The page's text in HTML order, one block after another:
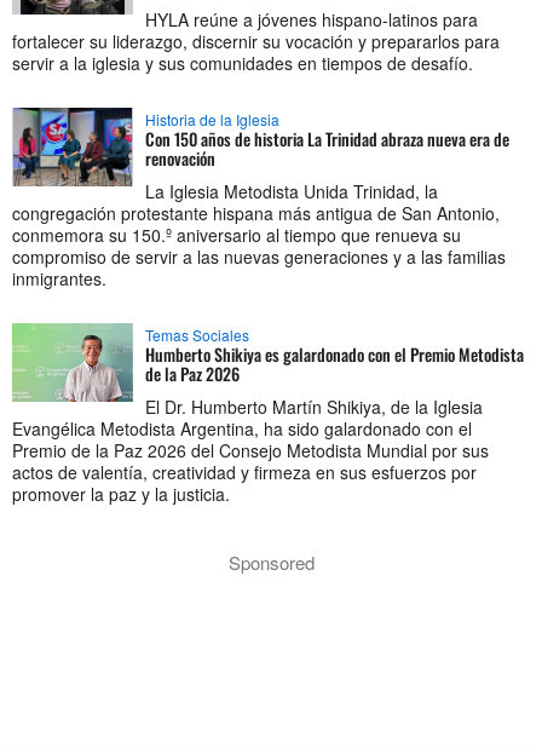
HYLA reúne a jóvenes hispano-latinos para
fortalecer su liderazgo, discernir su vocación y prepararlos para
servir a la iglesia y sus comunidades en tiempos de desafío.
Historia de la Iglesia
Con 150 años de historia La Trinidad abraza nueva era de
renovación
La Iglesia Metodista Unida Trinidad, la
congregación protestante hispana más antigua de San Antonio,
conmemora su 150.º aniversario al tiempo que renueva su
compromiso de servir a las nuevas generaciones y a las familias
inmigrantes.
Temas Sociales
Humberto Shikiya es galardonado con el Premio Metodista
de la Paz 2026
El Dr. Humberto Martín Shikiya, de la Iglesia
Evangélica Metodista Argentina, ha sido galardonado con el
Premio de la Paz 2026 del Consejo Metodista Mundial por sus
actos de valentía, creatividad y firmeza en sus esfuerzos por
promover la paz y la justicia.
Sponsored